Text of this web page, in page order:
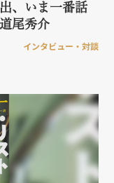
、いま一番話
尾秀介
インタビュー・対談